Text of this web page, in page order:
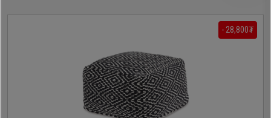
- 28,800₮